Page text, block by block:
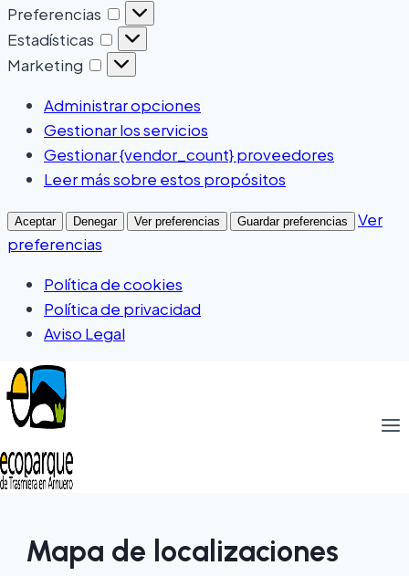
Preferencias
Estadísticas
Marketing
Administrar opciones
Gestionar los servicios
Gestionar {vendor_count} proveedores
Leer más sobre estos propósitos
Aceptar Denegar Ver preferencias Guardar preferencias
Ver
preferencias
Política de cookies
Política de privacidad
Aviso Legal
Mapa de localizaciones